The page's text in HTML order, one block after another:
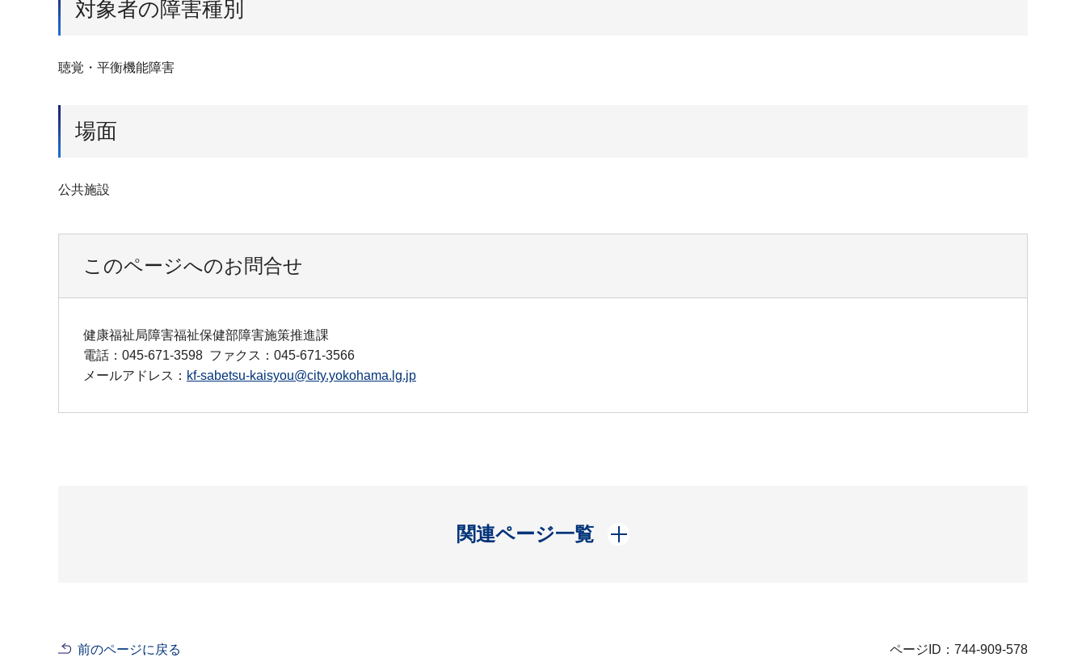
対象者の障害種別
聴覚・平衡機能障害
場面
公共施設
このページへのお問合せ
健康福祉局障害福祉保健部障害施策推進課
電話：045-671-3598 ファクス：045-671-3566
メールアドレス： kf-sabetsu-kaisyou@city.yokohama.lg.jp
関連ページ一覧
開く
前のページに戻る ページID：744-909-578